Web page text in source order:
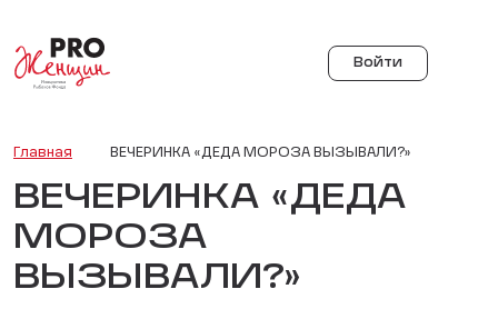
Войти
Главная ВЕЧЕРИНКА «ДЕДА МОРОЗА ВЫЗЫВАЛИ?»
ВЕЧЕРИНКА «ДЕДА
МОРОЗА
ВЫЗЫВАЛИ?»